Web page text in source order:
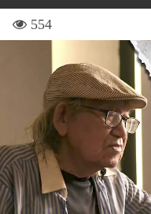
區
塊
visit
554